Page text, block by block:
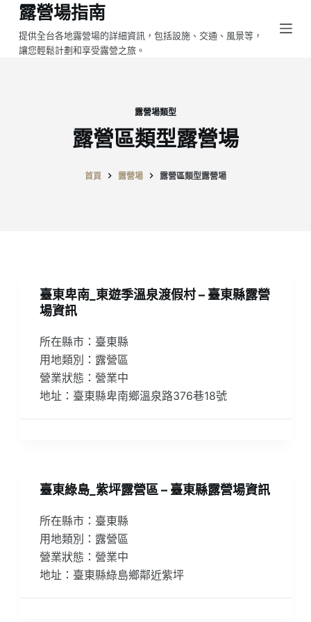
跳
至
主
露營場指南
提供全台各地露營場的詳細資訊，包括設施、交通、風景等，
讓您輕鬆計劃和享受露營之旅。
露營場類型
露營區類型露營場
首頁 露營場 露營區類型露營場
臺東卑南_東遊季溫泉渡假村 – 臺東縣露營
場資訊
所在縣市：臺東縣
用地類別：露營區
營業狀態：營業中
地址：臺東縣卑南鄉溫泉路376巷18號
臺東綠島_紫坪露營區 – 臺東縣露營場資訊
所在縣市：臺東縣
用地類別：露營區
營業狀態：營業中
地址：臺東縣綠島鄉鄰近紫坪